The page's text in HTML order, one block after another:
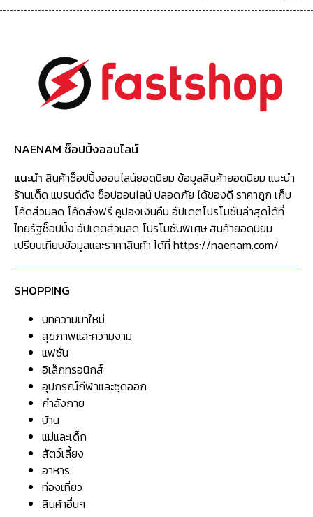
NAENAM ช็อปปิ้งออนไลน์
แนะนำ สินค้าช็อปปิ้งออนไลน์ยอดนิยม ข้อมูลสินค้ายอดนิยม แนะนำ
ร้านเด็ด แบรนด์ดัง ช็อปออนไลน์ ปลอดภัย ได้ของดี ราคาถูก เก็บ
โค้ดส่วนลด โค้ดส่งฟรี คูปองเงินคืน อัปเดตโปรโมชันล่าสุดได้ที่
ไทยรัฐช็อปปิ้ง อัปเดตส่วนลด โปรโมชันพิเศษ สินค้ายอดนิยม
เปรียบเทียบข้อมูลและราคาสินค้า ได้ที่ https://naenam.com/
SHOPPING
บทความมาใหม่
สุขภาพและความงาม
แฟชั่น
อิเล็กทรอนิกส์
อุปกรณ์กีฬาและชุดออก
กำลังกาย
บ้าน
แม่และเด็ก
สัตว์เลี้ยง
อาหาร
ท่องเที่ยว
สินค้าอื่นๆ